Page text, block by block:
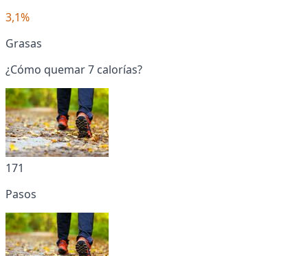
3,1%
Grasas
¿Cómo quemar 7 calorías?
171
Pasos